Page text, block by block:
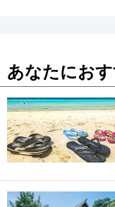
あなたにお